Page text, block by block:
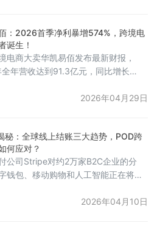
同时责令退赔全部违法所得。判决书
某先后四次作案：2024年初私售520
获利7.43万元；2025年上半年以虚构
信标”要求骗
：2026首季净利暴增574%，跨境电
诞生！
电商大卖华凯易佰发布最新财报，
年营收达到91.3亿元，同比增长
，公司营收19.24亿元，净利润同比激
：泛品业务全年营收为63.64亿元，
近70%，在售SKU约104万款，是公
的主要来源；精品业务则重点聚焦宠
2026年04月29日
秘：全球线上结账三大趋势，POD跨
何应对？
公司Stripe对约2万家B2C企业的分
钱包、移动购物和人工智能正在将结
授权中枢。数据显示，65%的50美元以
2026年04月10日